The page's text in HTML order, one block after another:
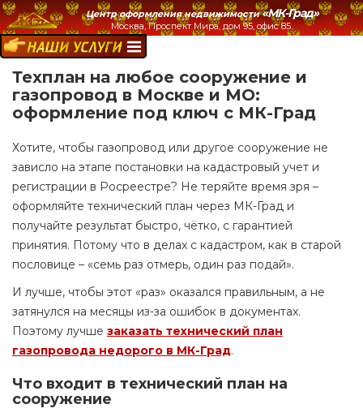
Центр оформления недвижимости «МК-Град»
Москва, Проспект Мира, дом 95, офис 85.
НАШИ УСЛУГИ:
Техплан на любое сооружение и
газопровод в Москве и МО:
оформление под ключ с МК-Град
Хотите, чтобы газопровод или другое сооружение не
зависло на этапе постановки на кадастровый учет и
регистрации в Росреестре? Не теряйте время зря –
оформляйте технический план через МК-Град и
получайте результат быстро, чётко, с гарантией
принятия. Потому что в делах с кадастром, как в старой
пословице – «семь раз отмерь, один раз подай».
И лучше, чтобы этот «раз» оказался правильным, а не
затянулся на месяцы из-за ошибок в документах.
Поэтому лучше заказать технический план
газопровода недорого в МК-Град.
Что входит в технический план на
сооружение